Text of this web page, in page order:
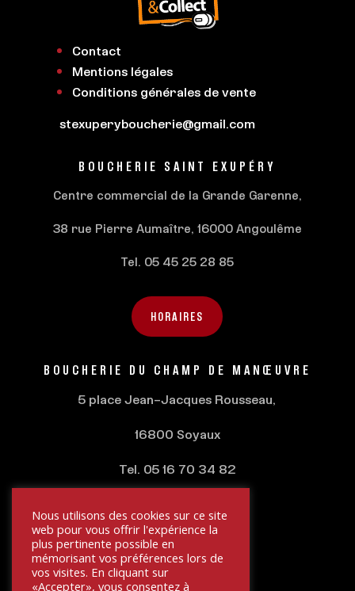
Contact
Mentions légales
Conditions générales de vente
stexuperyboucherie@gmail.com
BOUCHERIE SAINT EXUPÉRY
Centre commercial de la Grande Garenne,
38 rue Pierre Aumaître, 16000 Angoulême
Tel. 05 45 25 28 85
HORAIRES
BOUCHERIE DU CHAMP DE MANŒUVRE
5 place Jean-Jacques Rousseau,
16800 Soyaux
Tel. 05 16 70 34 82
HORAIRES
Nous utilisons des cookies sur ce site
web pour vous offrir l'expérience la
plus pertinente possible en
mémorisant vos préférences lors de
vos visites. En cliquant sur
«Accepter», vous consentez à